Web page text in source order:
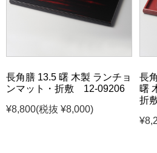
長角膳 13.5 曙 木製 ランチョ
ンマット・折敷 12-09206
¥8,800(税抜 ¥8,000)
長
曙
折